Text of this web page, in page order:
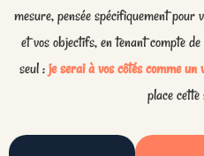
mesure, pensée spécifiquement pour
et vos objectifs, en tenant compte
seul :je serai à vos côtés comme
place